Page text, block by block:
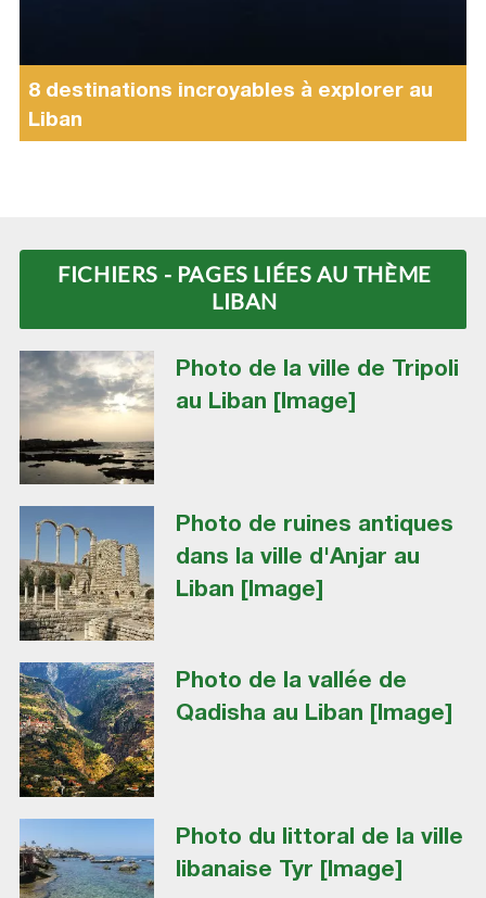
8 destinations incroyables à explorer au
Liban
FICHIERS - PAGES LIÉES AU THÈME
LIBAN
Photo de la ville de Tripoli
au Liban [Image]
Photo de ruines antiques
dans la ville d'Anjar au
Liban [Image]
Photo de la vallée de
Qadisha au Liban [Image]
Photo du littoral de la ville
libanaise Tyr [Image]